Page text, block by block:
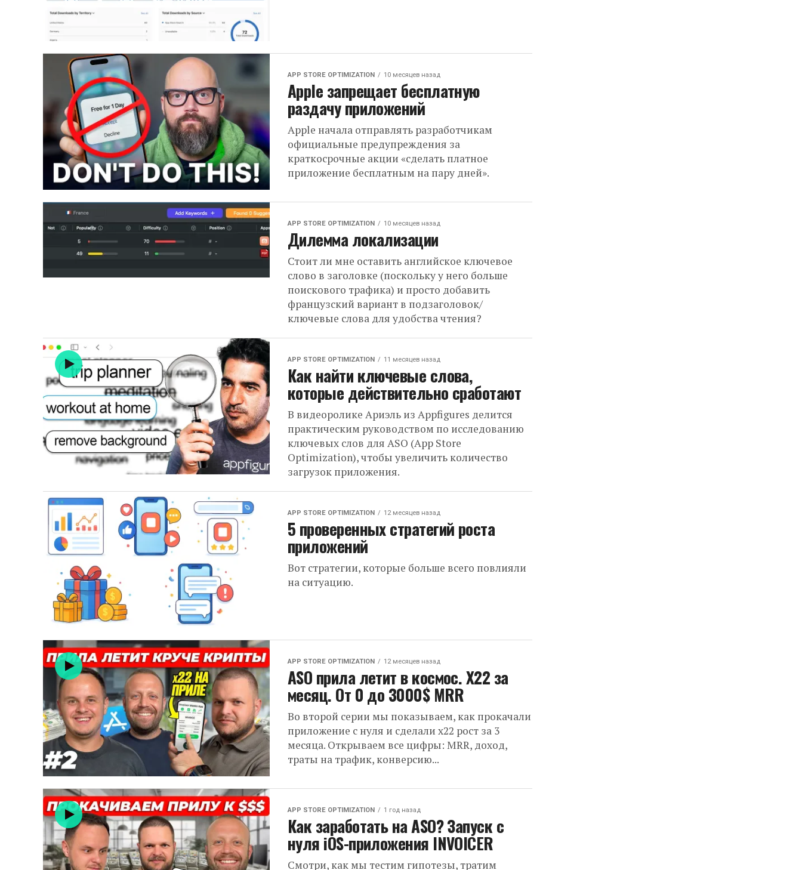
APP STORE OPTIMIZATION 10 месяцев назад
Apple запрещает бесплатную
раздачу приложений
Apple начала отправлять разработчикам
официальные предупреждения за
краткосрочные акции «сделать платное
приложение бесплатным на пару дней».
APP STORE OPTIMIZATION 10 месяцев назад
Дилемма локализации
Стоит ли мне оставить английское ключевое
слово в заголовке (поскольку у него больше
поискового трафика) и просто добавить
французский вариант в подзаголовок/
ключевые слова для удобства чтения?
APP STORE OPTIMIZATION 11 месяцев назад
Как найти ключевые слова,
которые действительно сработают
В видеоролике Ариэль из Appfigures делится
практическим руководством по исследованию
ключевых слов для ASO (App Store
Optimization), чтобы увеличить количество
загрузок приложения.
APP STORE OPTIMIZATION 12 месяцев назад
5 проверенных стратегий роста
приложений
Вот стратегии, которые больше всего повлияли
на ситуацию.
APP STORE OPTIMIZATION 12 месяцев назад
ASO прила летит в космос. Х22 за
месяц. От 0 до 3000$ MRR
Во второй серии мы показываем, как прокачали
приложение с нуля и сделали x22 рост за 3
месяца. Открываем все цифры: MRR, доход,
траты на трафик, конверсию...
APP STORE OPTIMIZATION 1 год назад
Как заработать на ASO? Запуск с
нуля iOS-приложения INVOICER
Смотри, как мы тестим гипотезы, тратим